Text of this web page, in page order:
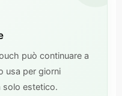
può continuare a
usa per giorni
solo estetico.